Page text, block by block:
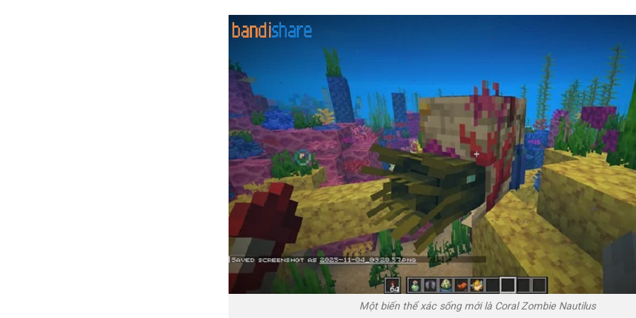
Một biến thể xác sống mới là Coral Zombie Nautilus